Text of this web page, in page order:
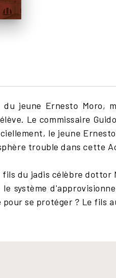
jeune Ernesto Moro,
Le commissaire
le jeune
trouble dans cette
du jadis célèbre
système
se protéger ? Le fils